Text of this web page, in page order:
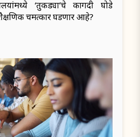
‘तुकड्या’चे कागदी घोडे
चमत्कार घडणार आहे?